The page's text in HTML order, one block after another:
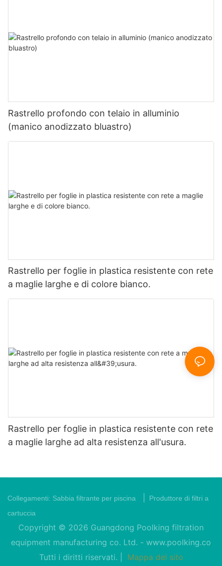
Rastrello profondo con telaio in alluminio
(manico anodizzato bluastro)
Rastrello per foglie in plastica resistente con rete
a maglie larghe e di colore bianco.
Rastrello per foglie in plastica resistente con rete
a maglie larghe ad alta resistenza all'usura.
Collegamenti: Sabbia filtrante per piscina
Produttore di filtri a
cartuccia
Copyright © 2026 Guangdong Poolking filtration
equipment manufacturing co. Ltd. - www.poolking.co
Tutti i diritti riservati. |
Mappa del sito